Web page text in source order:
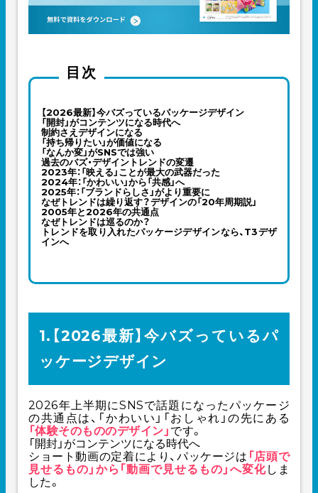
目次
【2026最新】今バズっているパッケージデザイン
「開封」がコンテンツになる時代へ
制約さえデザインになる
「持ち帰りたい」が価値になる
「なんか変」がSNSでは強い
過去のバズ・デザイントレンドの変遷
2023年：「映える」ことが最大の武器だった
2024年：「かわいい」から「共感」へ
2025年：「ブランドらしさ」がより重要に
なぜトレンドは繰り返す？デザインの「20年周期説」
2005年と2026年の共通点
なぜトレンドは巡るのか？
トレンドを取り入れたパッケージデザインなら、T3デザ
インへ
1.【2026最新】今バズっているパ
ッケージデザイン
2026年上半期にSNSで話題になったパッケージ
の共通点は、「かわいい」「おしゃれ」の先にある
「体験そのもののデザイン」 です。
「開封」がコンテンツになる時代へ
ショート動画の定着により、パッケージは 「店頭で
見せるもの」から「動画で見せるもの」へ変化しま
した。